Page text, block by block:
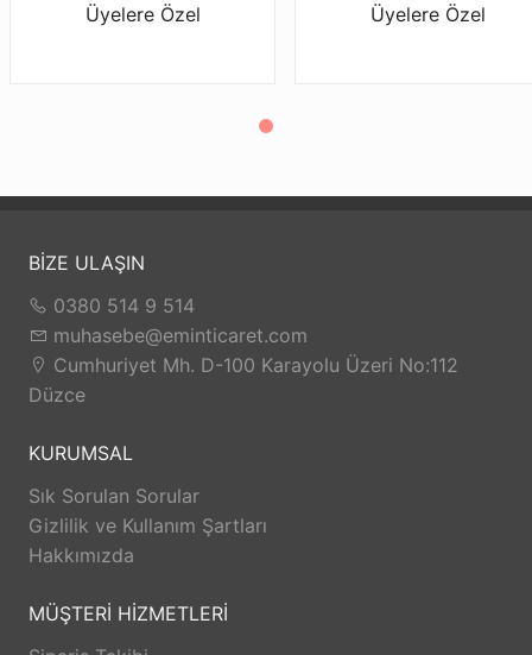
Üyelere Özel Üyelere Özel
BİZE ULAŞIN
0380 514 9 514
muhasebe@eminticaret.com
Cumhuriyet Mh. D-100 Karayolu Üzeri No:112
Düzce
KURUMSAL
Sık Sorulan Sorular
Gizlilik ve Kullanım Şartları
Hakkımızda
MÜŞTERİ HİZMETLERİ